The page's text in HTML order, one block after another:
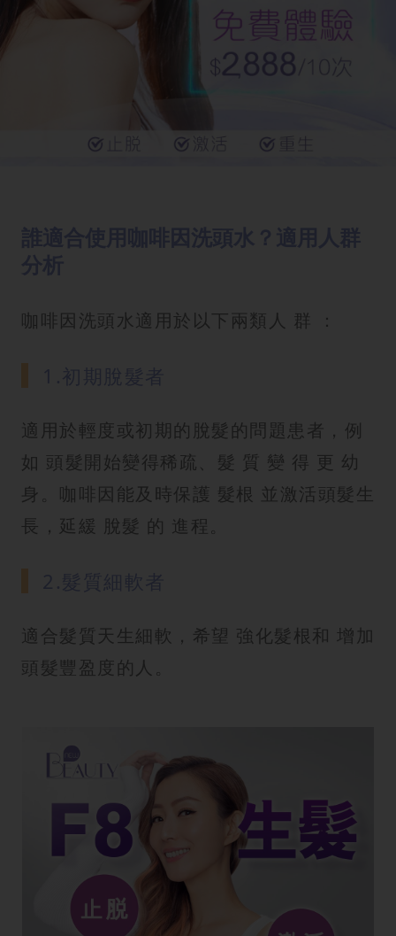
咖啡因洗頭水適用於以下兩類人 群 ：
適用於輕度或初期的脫髮的問題患者，例
如 頭髮開始變得稀疏、髮 質 變 得 更 幼
身。咖啡因能及時保護 髮根 並激活頭髮生
長，延緩 脫髮 的 進程。
適合髮質天生細軟，希望 強化髮根和 增加
頭髮豐盈度的人。